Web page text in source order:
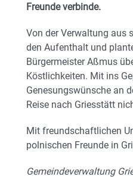
Freunde verbinde.
Von der Verwaltung aus
den Aufenthalt und
Bürgermeister Aßmus
Köstlichkeiten. Mit ins
Genesungswünsche an
Reise nach Griesstätt
Mit freundschaftlichen
polnischen Freunde in
Gemeindeverwaltung